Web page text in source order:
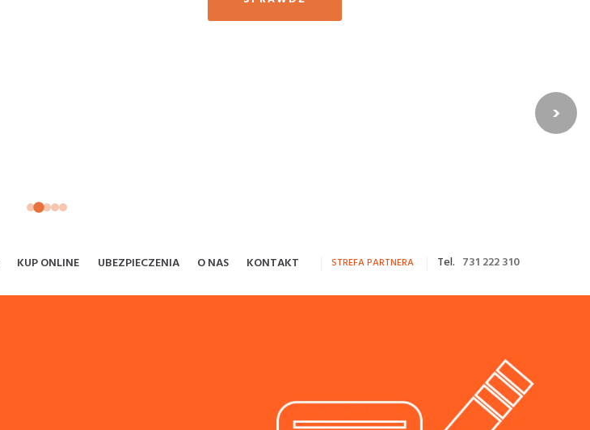
›
KUP ONLINE UBEZPIECZENIA O NAS KONTAKT Tel. 731 222 310
STREFA PARTNERA